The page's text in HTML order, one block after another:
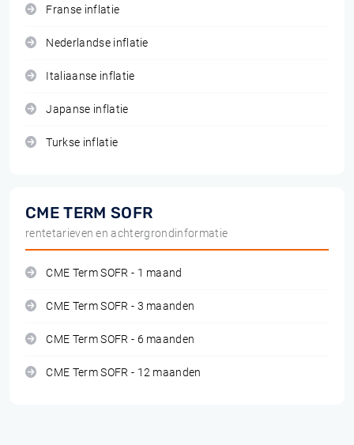
Franse inflatie
Nederlandse inflatie
Italiaanse inflatie
Japanse inflatie
Turkse inflatie
CME TERM SOFR
rentetarieven en achtergrondinformatie
CME Term SOFR - 1 maand
CME Term SOFR - 3 maanden
CME Term SOFR - 6 maanden
CME Term SOFR - 12 maanden